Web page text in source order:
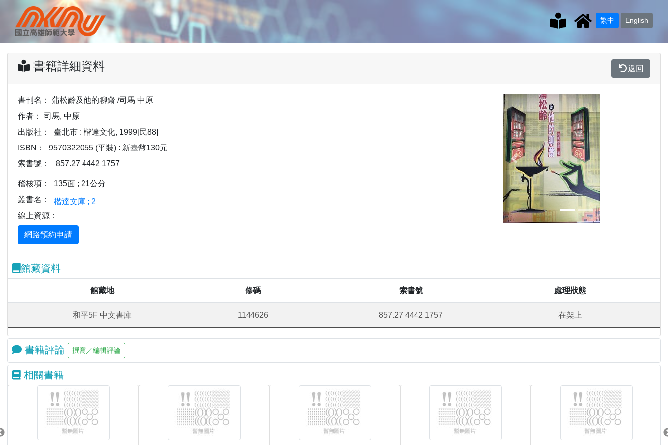
繁中 English
書籍詳細資料 返回
書刊名：
蒲松齡及他的聊齋 /司馬 中原
作者：
司馬, 中原
出版社：
臺北市 : 楷達文化, 1999[民88]
ISBN：
9570322055 (平裝) : 新臺幣130元
索書號：
857.27 4442 1757
稽核項：
135面 ; 21公分
叢書名：
楷達文庫 ; 2
線上資源：
Previous
館藏資料
館藏地 條碼 索書號 處理狀態
和平5F 中文書庫 1144626 857.27 4442 1757 在架上
書籍評論
相關書籍